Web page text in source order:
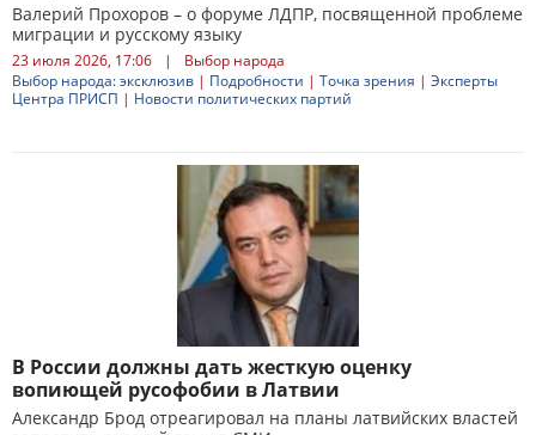
Валерий Прохоров – о форуме ЛДПР, посвященной проблеме
миграции и русскому языку
23 июля 2026, 17:06 |
Выбор народа
Выбор народа: эксклюзив | Подробности | Точка зрения | Эксперты
Центра ПРИСП | Новости политических партий
В России должны дать жесткую оценку
вопиющей русофобии в Латвии
Александр Брод отреагировал на планы латвийских властей